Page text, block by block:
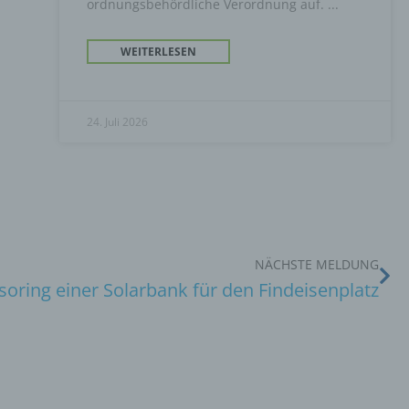
ordnungsbehördliche Verordnung auf.
WEITERLESEN
24. Juli 2026
NÄCHSTE MELDUNG
einer Solarbank für den Findeisenplatz